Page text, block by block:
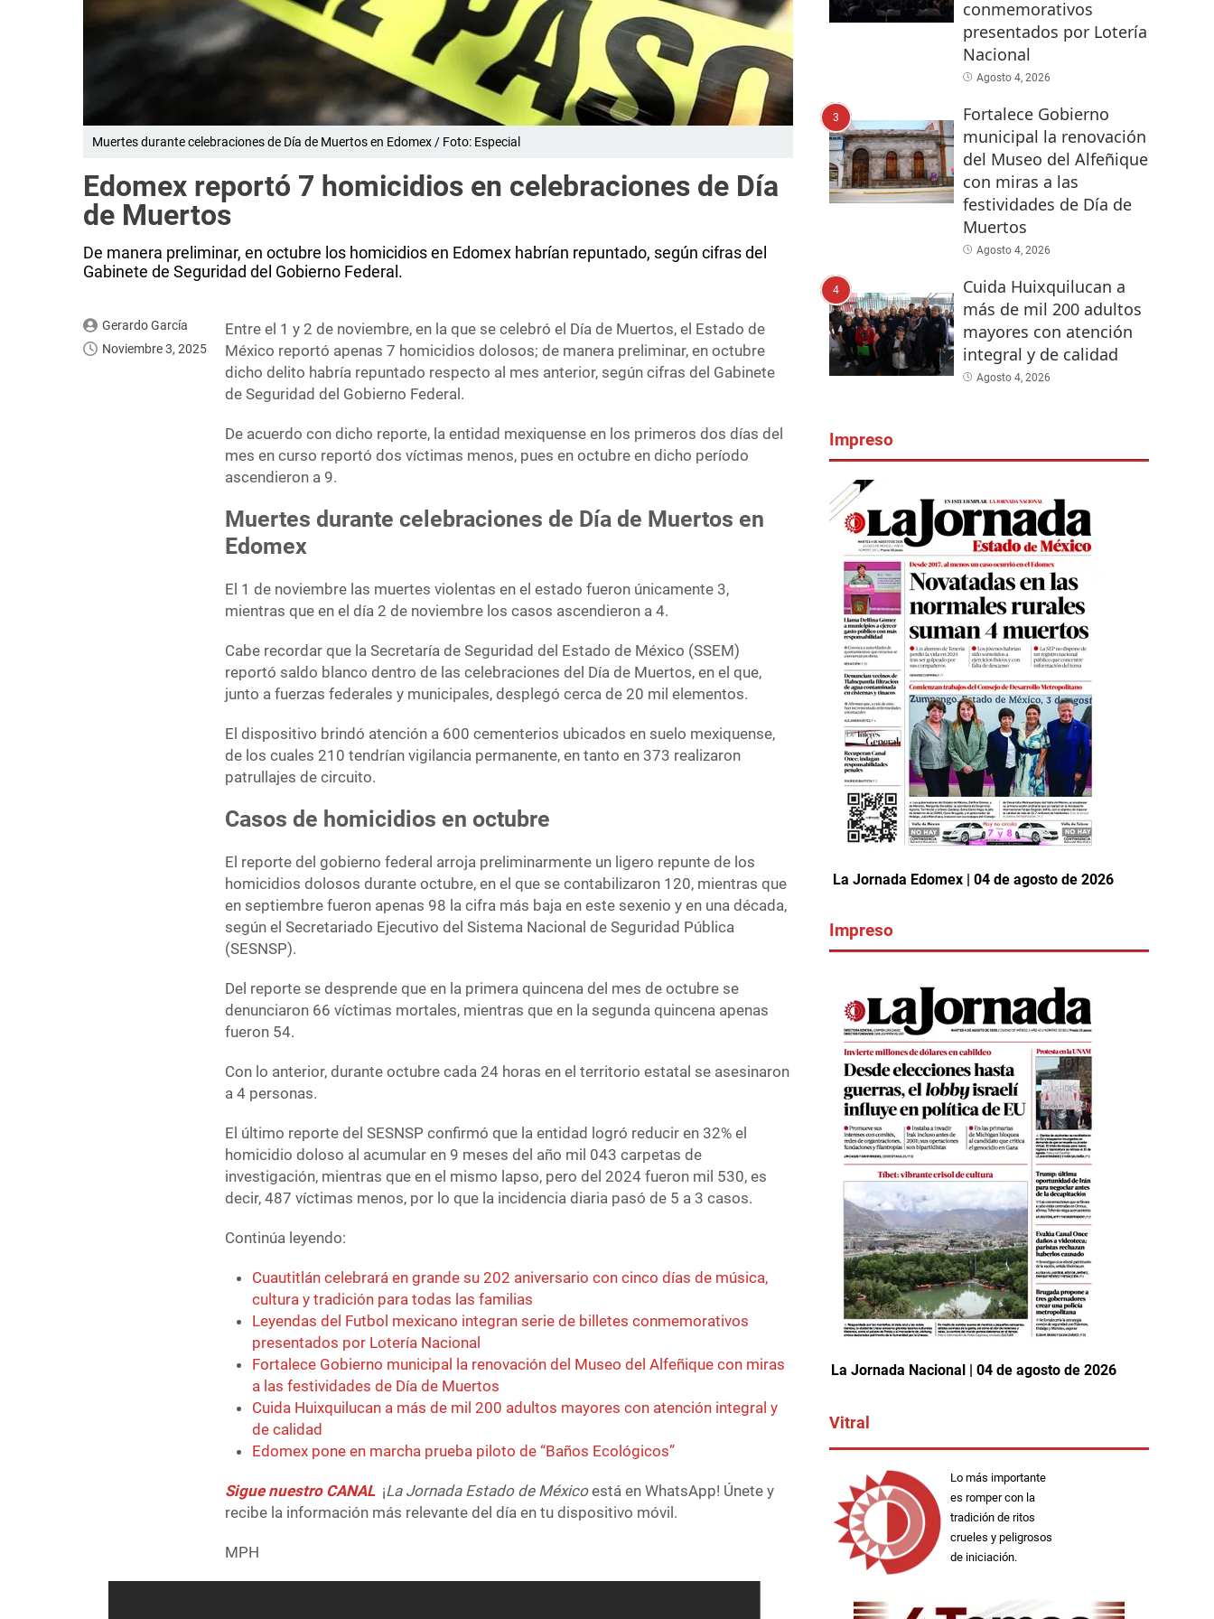
Muertes durante celebraciones de Día de Muertos en Edomex / Foto: Especial
Edomex reportó 7 homicidios en celebraciones de Día
de Muertos
De manera preliminar, en octubre los homicidios en Edomex habrían repuntado, según cifras del
Gabinete de Seguridad del Gobierno Federal.
Gerardo García
Noviembre 3, 2025
Entre el 1 y 2 de noviembre, en la que se celebró el Día de Muertos, el Estado de
México reportó apenas 7 homicidios dolosos; de manera preliminar, en octubre
dicho delito habría repuntado respecto al mes anterior, según cifras del Gabinete
de Seguridad del Gobierno Federal.
De acuerdo con dicho reporte, la entidad mexiquense en los primeros dos días del
mes en curso reportó dos víctimas menos, pues en octubre en dicho período
ascendieron a 9.
Muertes durante celebraciones de Día de Muertos en
Edomex
El 1 de noviembre las muertes violentas en el estado fueron únicamente 3,
mientras que en el día 2 de noviembre los casos ascendieron a 4.
Cabe recordar que la Secretaría de Seguridad del Estado de México (SSEM)
reportó saldo blanco dentro de las celebraciones del Día de Muertos, en el que,
junto a fuerzas federales y municipales, desplegó cerca de 20 mil elementos.
El dispositivo brindó atención a 600 cementerios ubicados en suelo mexiquense,
de los cuales 210 tendrían vigilancia permanente, en tanto en 373 realizaron
patrullajes de circuito.
Casos de homicidios en octubre
El reporte del gobierno federal arroja preliminarmente un ligero repunte de los
homicidios dolosos durante octubre, en el que se contabilizaron 120, mientras que
en septiembre fueron apenas 98 la cifra más baja en este sexenio y en una década,
según el Secretariado Ejecutivo del Sistema Nacional de Seguridad Pública
(SESNSP).
Del reporte se desprende que en la primera quincena del mes de octubre se
denunciaron 66 víctimas mortales, mientras que en la segunda quincena apenas
fueron 54.
Con lo anterior, durante octubre cada 24 horas en el territorio estatal se asesinaron
a 4 personas.
El último reporte del SESNSP confirmó que la entidad logró reducir en 32% el
homicidio doloso al acumular en 9 meses del año mil 043 carpetas de
investigación, mientras que en el mismo lapso, pero del 2024 fueron mil 530, es
decir, 487 víctimas menos, por lo que la incidencia diaria pasó de 5 a 3 casos.
Continúa leyendo:
Cuautitlán celebrará en grande su 202 aniversario con cinco días de música,
cultura y tradición para todas las familias
Leyendas del Futbol mexicano integran serie de billetes conmemorativos
presentados por Lotería Nacional
Fortalece Gobierno municipal la renovación del Museo del Alfeñique con miras
a las festividades de Día de Muertos
Cuida Huixquilucan a más de mil 200 adultos mayores con atención integral y
de calidad
Edomex pone en marcha prueba piloto de “Baños Ecológicos”
Sigue nuestro CANAL ¡La Jornada Estado de Méxicoestá en WhatsApp! Únete y
recibe la información más relevante del día en tu dispositivo móvil.
MPH
conmemorativos
presentados por Lotería
Nacional
Agosto 4, 2026
3
Fortalece Gobierno
municipal la renovación
del Museo del Alfeñique
con miras a las
festividades de Día de
Muertos
Agosto 4, 2026
4
Cuida Huixquilucan a
más de mil 200 adultos
mayores con atención
integral y de calidad
Agosto 4, 2026
Impreso
La Jornada Edomex | 04 de agosto de 2026
Impreso
La Jornada Nacional | 04 de agosto de 2026
Vitral
Lo más importante
es romper con la
tradición de ritos
crueles y peligrosos
de iniciación.